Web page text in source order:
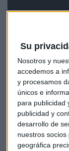
Su
Nosotros y
accedemos a
y procesamos
únicos e
para publicidad
publicidad y
desarrollo de
nuestros
geográfica